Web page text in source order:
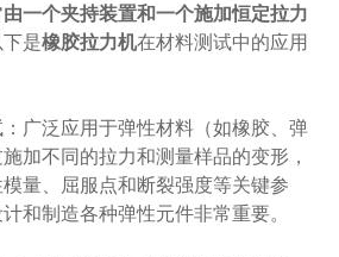
一个夹持装置和一个施加恒定拉力
下是橡胶拉力机在材料测试中的应用
泛应用于弹性材料（如橡胶、弹
加不同的拉力和测量样品的变形，
量、屈服点和断裂强度等关键参
和制造各种弹性元件非常重要。